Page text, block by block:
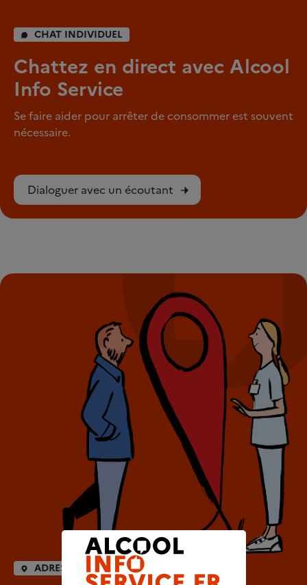
CHAT INDIVIDUEL
Chattez en direct avec Alcool
Info Service
Se faire aider pour arrêter de consommer est souvent
nécessaire.
Dialoguer avec un écoutant
ADRESSES UTILES